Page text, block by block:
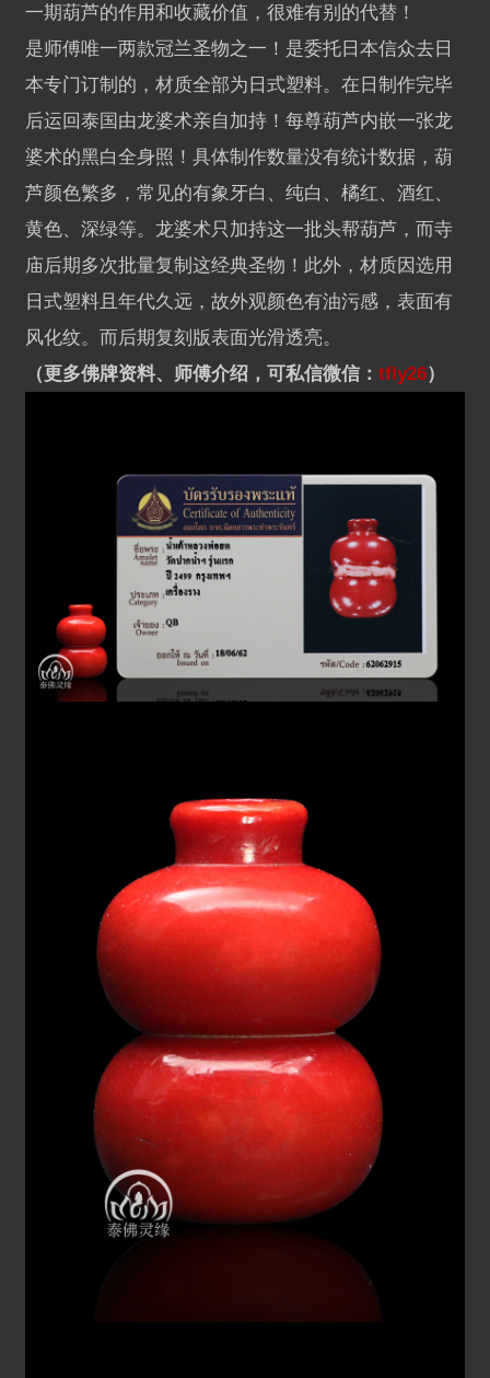
一期葫芦的作用和收藏价值，很难有别的代替！
是师傅唯一两款冠兰圣物之一！是委托日本信众去日
本专门订制的，材质全部为日式塑料。在日制作完毕
后运回泰国由龙婆术亲自加持！每尊葫芦内嵌一张龙
婆术的黑白全身照！具体制作数量没有统计数据，葫
芦颜色繁多，常见的有象牙白、纯白、橘红、酒红、
黄色、深绿等。龙婆术只加持这一批头帮葫芦，而寺
庙后期多次批量复制这经典圣物！此外，材质因选用
日式塑料且年代久远，故外观颜色有油污感，表面有
风化纹。而后期复刻版表面光滑透亮。
（更多佛牌资料、师傅介绍，可私信微信：tfly26）